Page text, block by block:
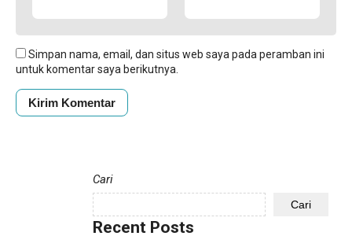
Simpan nama, email, dan situs web saya pada peramban ini
untuk komentar saya berikutnya.
Cari
Cari
Recent Posts